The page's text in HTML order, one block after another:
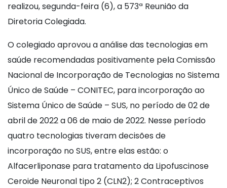
realizou, segunda-feira (6), a 573ª Reunião da
Diretoria Colegiada.
O colegiado aprovou a análise das tecnologias em
saúde recomendadas positivamente pela Comissão
Nacional de Incorporação de Tecnologias no Sistema
Único de Saúde – CONITEC, para incorporação ao
Sistema Único de Saúde – SUS, no período de 02 de
abril de 2022 a 06 de maio de 2022. Nesse período
quatro tecnologias tiveram decisões de
incorporação no SUS, entre elas estão: o
Alfacerliponase para tratamento da Lipofuscinose
Ceroide Neuronal tipo 2 (CLN2); 2 Contraceptivos